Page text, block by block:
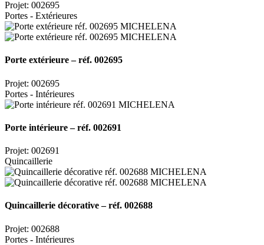
Projet: 002695
Portes - Extérieures
Porte extérieure – réf. 002695
Projet: 002695
Portes - Intérieures
Porte intérieure – réf. 002691
Projet: 002691
Quincaillerie
Quincaillerie décorative – réf. 002688
Projet: 002688
Portes - Intérieures